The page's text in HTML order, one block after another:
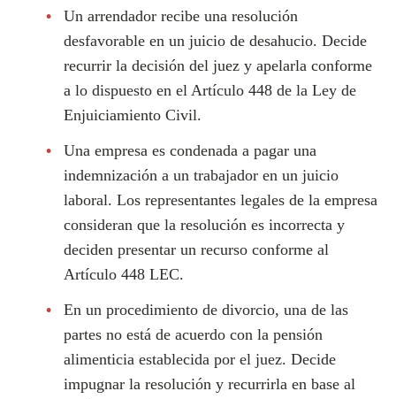
Un arrendador recibe una resolución
desfavorable en un juicio de desahucio. Decide
recurrir la decisión del juez y apelarla conforme
a lo dispuesto en el Artículo 448 de la Ley de
Enjuiciamiento Civil.
Una empresa es condenada a pagar una
indemnización a un trabajador en un juicio
laboral. Los representantes legales de la empresa
consideran que la resolución es incorrecta y
deciden presentar un recurso conforme al
Artículo 448 LEC.
En un procedimiento de divorcio, una de las
partes no está de acuerdo con la pensión
alimenticia establecida por el juez. Decide
impugnar la resolución y recurrirla en base al